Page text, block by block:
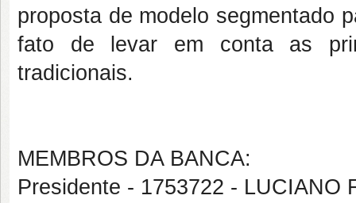
proposta de modelo segmentado
fato de levar em conta as
tradicionais.
MEMBROS DA BANCA:
Presidente - 1753722 - LUCIANO